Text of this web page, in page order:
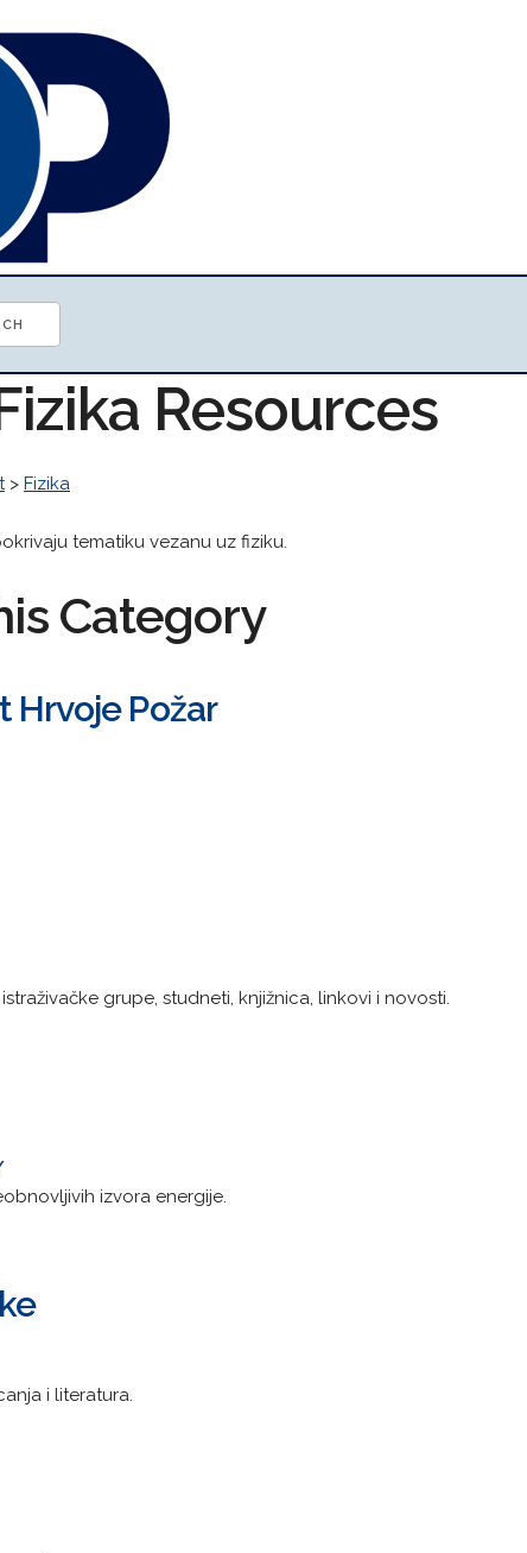
Resources
> Fizika
tematiku vezanu uz fiziku.
Category
Hrvoje Požar
grupe, studneti, knjižnica, linkovi i novosti.
izvora energije.
i literatura.